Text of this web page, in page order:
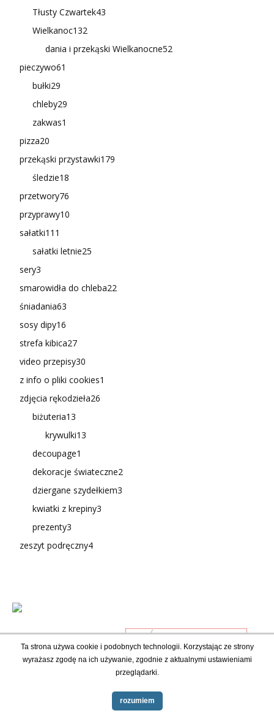
Tłusty Czwartek43
Wielkanoc132
dania i przekąski Wielkanocne52
pieczywo61
bułki29
chleby29
zakwas1
pizza20
przekąski przystawki179
śledzie18
przetwory76
przyprawy10
sałatki111
sałatki letnie25
sery3
smarowidła do chleba22
śniadania63
sosy dipy16
strefa kibica27
video przepisy30
z info o pliki cookies1
zdjęcia rękodzieła26
biżuteria13
krywulki13
decoupage1
dekoracje świateczne2
dziergane szydełkiem3
kwiatki z krepiny3
prezenty3
zeszyt podręczny4
Ta strona używa cookie i podobnych technologii. Korzystając ze strony
wyrażasz zgodę na ich używanie, zgodnie z aktualnymi ustawieniami
przeglądarki.
rozumiem